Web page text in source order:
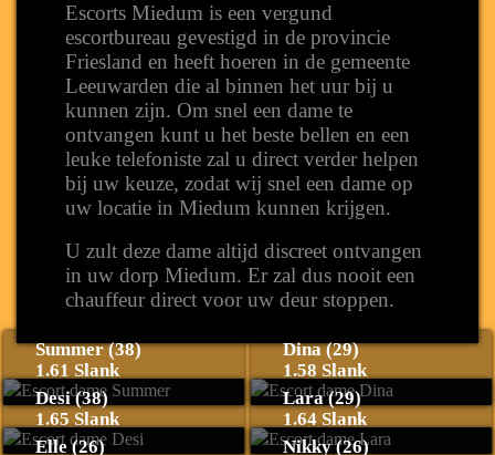
Escorts Miedum is een vergund
escortbureau gevestigd in de provincie
Friesland en heeft hoeren in de gemeente
Leeuwarden die al binnen het uur bij u
kunnen zijn. Om snel een dame te
ontvangen kunt u het beste bellen en een
leuke telefoniste zal u direct verder helpen
bij uw keuze, zodat wij snel een dame op
uw locatie in Miedum kunnen krijgen.
U zult deze dame altijd discreet ontvangen
in uw dorp Miedum. Er zal dus nooit een
chauffeur direct voor uw deur stoppen.
Summer (38)
1.61 Slank
Dina (29)
1.58 Slank
Desi (38)
1.65 Slank
Lara (29)
1.64 Slank
Elle (26)
Nikky (26)